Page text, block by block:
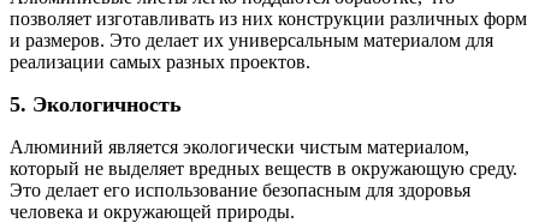
позволяет изготавливать из них конструкции различных форм
и размеров. Это делает их универсальным материалом для
реализации самых разных проектов.
5. Экологичность
Алюминий является экологически чистым материалом,
который не выделяет вредных веществ в окружающую среду.
Это делает его использование безопасным для здоровья
человека и окружающей природы.